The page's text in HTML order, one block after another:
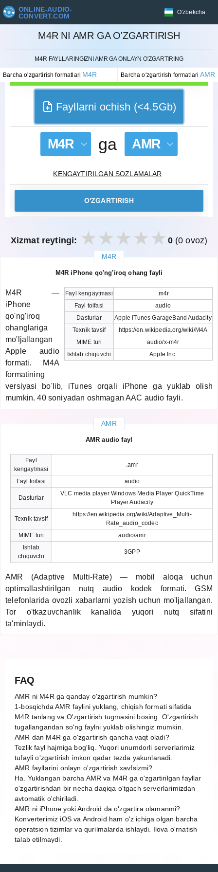
ONLINE-AUDIO-
CONVERT.COM
O'zbekcha
M4R NI AMR GA O'ZGARTIRISH
M4R FAYLLARINGIZNI AMR GA ONLAYN O'ZGARTIRING
Barcha o'zgartirish formatlari M4R Barcha o'zgartirish formatlariAMR
BEKOR QILISH
Fayllarni ochish (<4.5Gb)
M4R ga AMR
KENGAYTIRILGAN SOZLAMALAR
O'ZGARTIRISH
Xizmat reytingi: 0(0 ovoz)
M4R
M4R iPhone qo'ng'iroq ohang fayli
Fayl kengaytmasi
.m4r
Fayl toifasi
audio
Dasturlar
Apple iTunes GarageBand Audacity
Texnik tavsif
https://en.wikipedia.org/wiki/M4A
MIME turi
audio/x-m4r
Ishlab chiquvchi
Apple Inc.
M4R —
iPhone
qo'ng'iroq
ohanglariga
mo'ljallangan
Apple audio
formati. M4A
formatining
versiyasi bo'lib, iTunes orqali iPhone ga yuklab olish
mumkin. 40 soniyadan oshmagan AAC audio fayli.
AMR
AMR audio fayl
Fayl
kengaytmasi
.amr
Fayl toifasi audio
Dasturlar
VLC media player Windows Media Player QuickTime
Player Audacity
Texnik tavsif
https://en.wikipedia.org/wiki/Adaptive_Multi-
Rate_audio_codec
MIME turi
audio/amr
Ishlab
chiquvchi
3GPP
AMR (Adaptive Multi-Rate) — mobil aloqa uchun
optimallashtirilgan nutq audio kodek formati. GSM
telefonlarida ovozli xabarlarni yozish uchun mo'ljallangan.
Tor o'tkazuvchanlik kanalida yuqori nutq sifatini
ta'minlaydi.
FAQ
AMR ni M4R ga qanday o'zgartirish mumkin?
1-bosqichda AMR faylini yuklang, chiqish formati sifatida
M4R tanlang va O'zgartirish tugmasini bosing. O'zgartirish
tugallangandan so'ng faylni yuklab olishingiz mumkin.
AMR dan M4R ga o'zgartirish qancha vaqt oladi?
Tezlik fayl hajmiga bog'liq. Yuqori unumdorli serverlarimiz
tufayli o'zgartirish imkon qadar tezda yakunlanadi.
AMR fayllarini onlayn o'zgartirish xavfsizmi?
Ha. Yuklangan barcha AMR va M4R ga o'zgartirilgan fayllar
o'zgartirishdan bir necha daqiqa o'tgach serverlarimizdan
avtomatik o'chiriladi.
AMR ni iPhone yoki Android da o'zgartira olamanmi?
Konverterimiz iOS va Android ham o'z ichiga olgan barcha
operatsion tizimlar va qurilmalarda ishlaydi. Ilova o'rnatish
talab etilmaydi.